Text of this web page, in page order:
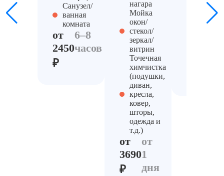
Санузел/
ванная
комната
от
2450
₽
6–8
часов
нагара
Мойка
окон/
стекол/
зеркал/
витрин
Точечная
химчистка
(подушки,
диван,
кресла,
ковер,
шторы,
одежда и
т.д.)
от
3690
₽
от
1
дня
мусора,